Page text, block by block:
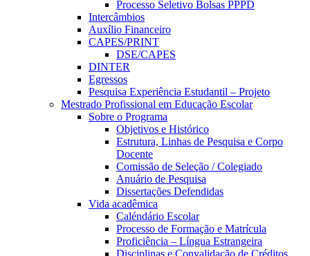
Processo Seletivo Bolsas PPPD
Intercâmbios
Auxílio Financeiro
CAPES/PRINT
DSE/CAPES
DINTER
Egressos
Pesquisa Experiência Estudantil – Projeto
Mestrado Profissional em Educação Escolar
Sobre o Programa
Objetivos e Histórico
Estrutura, Linhas de Pesquisa e Corpo
Docente
Comissão de Seleção / Colegiado
Anuário de Pesquisa
Dissertações Defendidas
Vida acadêmica
Caléndário Escolar
Processo de Formação e Matrícula
Proficiência – Língua Estrangeira
Disciplinas e Convalidação de Créditos